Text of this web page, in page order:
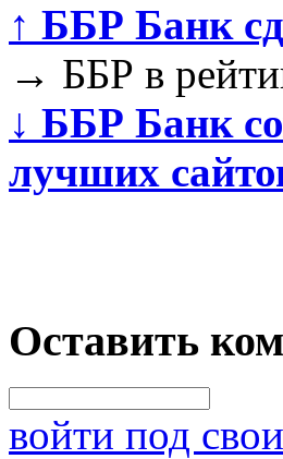
↑ ББР Банк
→ ББР в
↓ ББР Банк
лучших
Оставить
войти под